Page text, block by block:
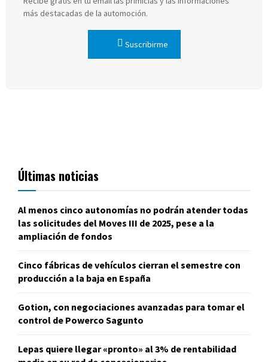
más destacadas de la automoción.
Suscribirme
Últimas noticias
Al menos cinco autonomías no podrán atender todas
las solicitudes del Moves III de 2025, pese a la
ampliación de fondos
Cinco fábricas de vehículos cierran el semestre con
producción a la baja en España
Gotion, con negociaciones avanzadas para tomar el
control de Powerco Sagunto
Lepas quiere llegar «pronto» al 3% de rentabilidad